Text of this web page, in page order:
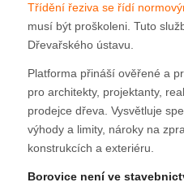
Třídění řeziva se řídí
musí být proškoleni. Tuto
Dřevařského ústavu.
Platforma přináší ověřené a
pro architekty, projektanty,
prodejce dřeva. Vysvětluje
výhody a limity, nároky na
konstrukcích a exteriéru.
Borovice není ve